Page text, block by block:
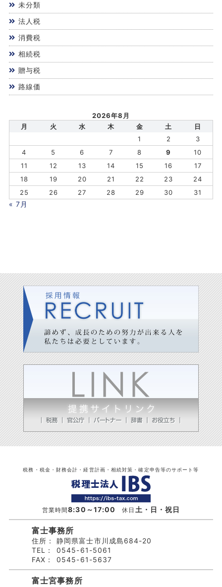
未分類
法人税
消費税
相続税
贈与税
路線価
2026年8月
月
火 水 木 金 土
日
1
2
3
4
5 6 7 8 9
10
11
12 13 14 15 16
17
18
19 20 21 22 23
24
25
26 27 28 29 30 31
« 7月
税務・税金・財務会計・経営計画・相続対策・確定申告等のサポート等
営業時間8:30～17:00 休日 土・日・祝日
富士事務所
住所：
静岡県富士市川成島684-20
TEL：
0545-61-5061
FAX：
0545-61-5637
富士宮事務所